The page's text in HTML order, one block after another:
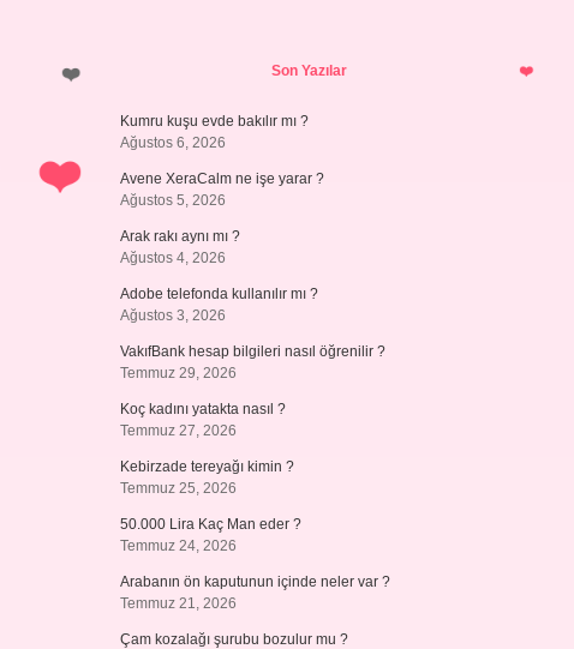
SidebarSon Yazılar
Kumru kuşu evde bakılır mı ?
Ağustos 6, 2026
Avene XeraCalm ne işe yarar ?
Ağustos 5, 2026
Arak rakı aynı mı ?
Ağustos 4, 2026
Adobe telefonda kullanılır mı ?
Ağustos 3, 2026
VakıfBank hesap bilgileri nasıl öğrenilir ?
Temmuz 29, 2026
Koç kadını yatakta nasıl ?
Temmuz 27, 2026
Kebirzade tereyağı kimin ?
Temmuz 25, 2026
50.000 Lira Kaç Man eder ?
Temmuz 24, 2026
Arabanın ön kaputunun içinde neler var ?
Temmuz 21, 2026
Çam kozalağı şurubu bozulur mu ?